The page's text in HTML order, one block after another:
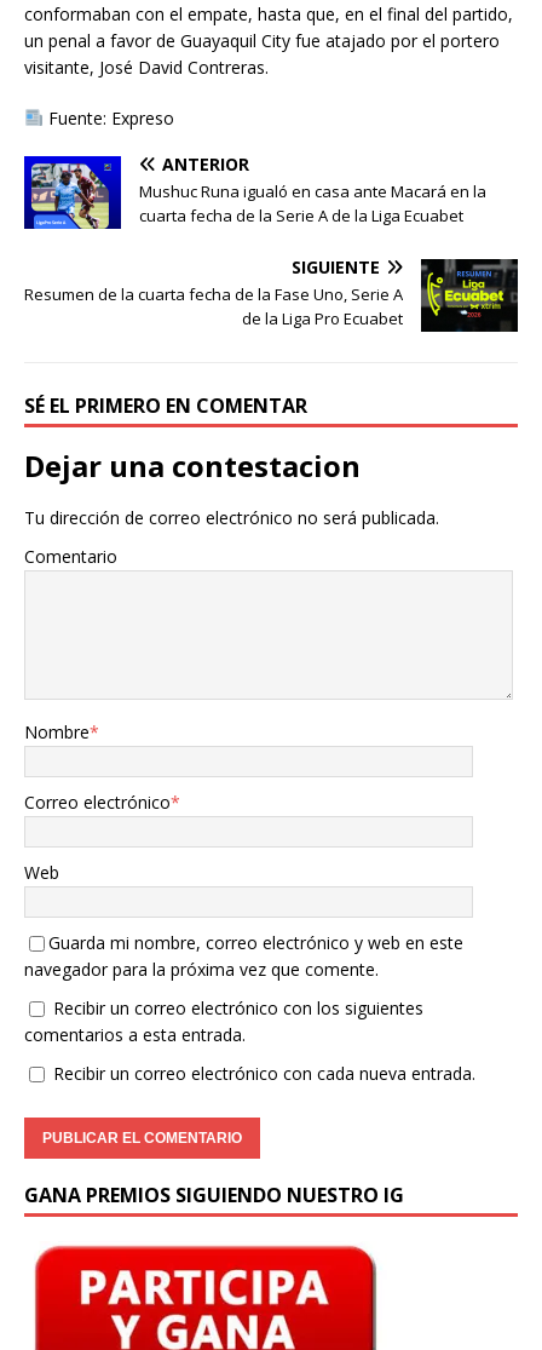
conformaban con el empate, hasta que, en el final del partido,
un penal a favor de Guayaquil City fue atajado por el portero
visitante, José David Contreras.
Fuente: Expreso
ANTERIOR
Mushuc Runa igualó en casa ante Macará en la
cuarta fecha de la Serie A de la Liga Ecuabet
SIGUIENTE
Resumen de la cuarta fecha de la Fase Uno, Serie A
de la Liga Pro Ecuabet
SÉ EL PRIMERO EN COMENTAR
Dejar una contestacion
Tu dirección de correo electrónico no será publicada.
Comentario
Nombre*
Correo electrónico*
Web
Guarda mi nombre, correo electrónico y web en este
navegador para la próxima vez que comente.
Recibir un correo electrónico con los siguientes
comentarios a esta entrada.
Recibir un correo electrónico con cada nueva entrada.
GANA PREMIOS SIGUIENDO NUESTRO IG